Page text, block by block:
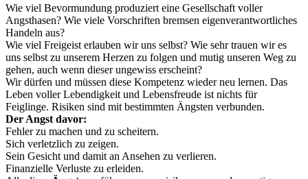
Wie viel Bevormundung produziert eine Gesellschaft voller
Angsthasen? Wie viele Vorschriften bremsen eigenverantwortliches
Handeln aus?
Wie viel Freigeist erlauben wir uns selbst? Wie sehr trauen wir es
uns selbst zu unserem Herzen zu folgen und mutig unseren Weg zu
gehen, auch wenn dieser ungewiss erscheint?
Wir dürfen und müssen diese Kompetenz wieder neu lernen. Das
Leben voller Lebendigkeit und Lebensfreude ist nichts für
Feiglinge. Risiken sind mit bestimmten Ängsten verbunden.
Der Angst davor:
Fehler zu machen und zu scheitern.
Sich verletzlich zu zeigen.
Sein Gesicht und damit an Ansehen zu verlieren.
Finanzielle Verluste zu erleiden.